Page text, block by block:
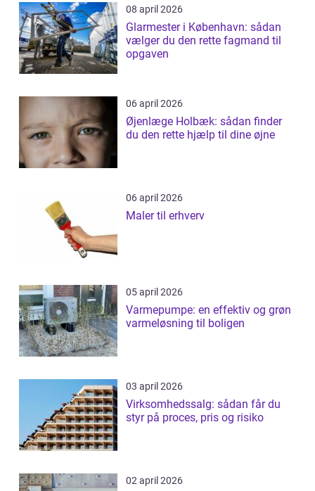
08 april 2026
Glarmester i København: sådan
vælger du den rette fagmand til
opgaven
06 april 2026
Øjenlæge Holbæk: sådan finder
du den rette hjælp til dine øjne
06 april 2026
Maler til erhverv
05 april 2026
Varmepumpe: en effektiv og grøn
varmeløsning til boligen
03 april 2026
Virksomhedssalg: sådan får du
styr på proces, pris og risiko
02 april 2026